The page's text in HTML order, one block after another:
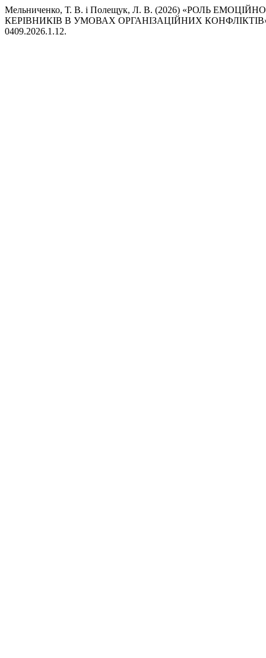
Мельниченко, Т. В. і Полещук, Л. В. (2026) «РОЛЬ
КЕРІВНИКІВ В УМОВАХ ОРГАНІЗАЦІЙНИХ
0409.2026.1.12.